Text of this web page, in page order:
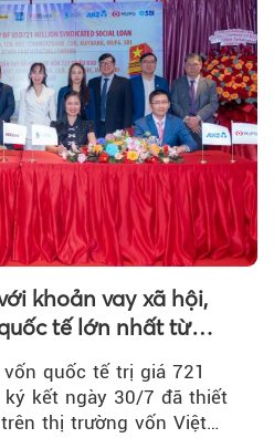
khoản vay xã hội,
tế lớn nhất từ
quốc tế trị giá 721
ký kết ngày 30/7 đã thiết
thị trường vốn Việt